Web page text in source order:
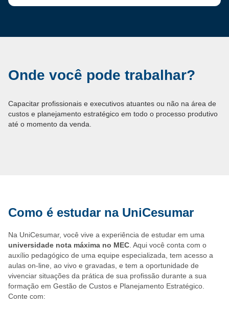
Onde você pode trabalhar?
Capacitar profissionais e executivos atuantes ou não na área de
custos e planejamento estratégico em todo o processo produtivo
até o momento da venda.
Como é estudar na UniCesumar
Na UniCesumar, você vive a experiência de estudar em uma
universidade nota máxima no MEC. Aqui você conta com o
auxílio pedagógico de uma equipe especializada, tem acesso a
aulas on-line, ao vivo e gravadas, e tem a oportunidade de
vivenciar situações da prática de sua profissão durante a sua
formação em Gestão de Custos e Planejamento Estratégico.
Conte com: